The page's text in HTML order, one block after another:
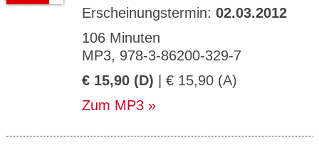
Erscheinungstermin: 02.03.2012
106 Minuten
MP3, 978-3-86200-329-7
€ 15,90 (D) | € 15,90 (A)
Zum MP3